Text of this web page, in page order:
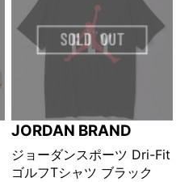
JORDAN BRAND
ジョーダンスポーツ Dri-Fit
ゴルフTシャツ ブラック